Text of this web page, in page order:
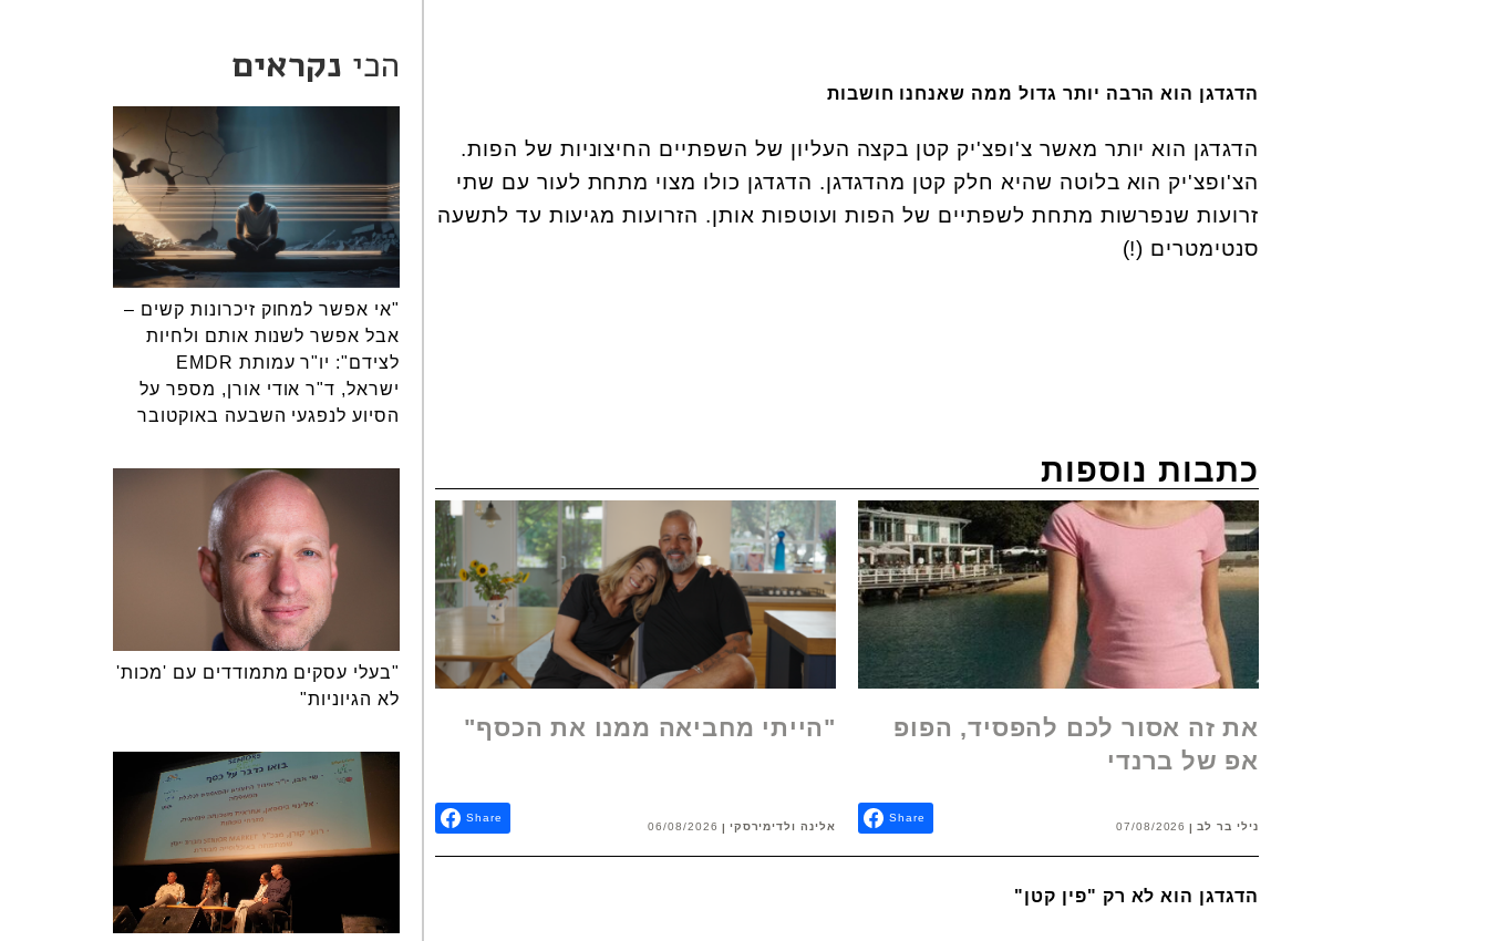
הדגדגן הוא הרבה יותר גדול ממה שאנחנו חושבות
הדגדגן הוא יותר מאשר צ'ופצ'יק קטן בקצה העליון של השפתיים החיצוניות של הפות.
הצ'ופצ'יק הוא בלוטה שהיא חלק קטן מהדגדגן. הדגדגן כולו מצוי מתחת לעור עם שתי
זרועות שנפרשות מתחת לשפתיים של הפות ועוטפות אותן. הזרועות מגיעות עד לתשעה
סנטימטרים (!)
כתבות נוספות
את זה אסור לכם להפסיד, הפופ
אפ של ברנדי
נילי בר לב 07/08/2026
Share
"הייתי מחביאה ממנו את הכסף"
אלינה ולדימירסקי 06/08/2026
Share
הדגדגן הוא לא רק "פין קטן"
הכי נקראים
"אי אפשר למחוק זיכרונות קשים –
אבל אפשר לשנות אותם ולחיות
לצידם": יו"ר עמותת EMDR
ישראל, ד"ר אודי אורן, מספר על
הסיוע לנפגעי השבעה באוקטובר
"בעלי עסקים מתמודדים עם 'מכות'
לא הגיוניות"